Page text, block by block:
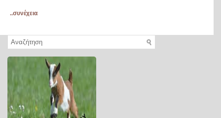
..συνέχεια